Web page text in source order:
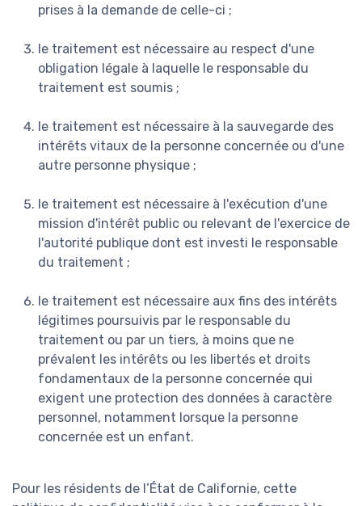
prises à la demande de celle-ci ;
le traitement est nécessaire au respect d'une
obligation légale à laquelle le responsable du
traitement est soumis ;
le traitement est nécessaire à la sauvegarde des
intérêts vitaux de la personne concernée ou d'une
autre personne physique ;
le traitement est nécessaire à l'exécution d'une
mission d'intérêt public ou relevant de l'exercice de
l'autorité publique dont est investi le responsable
du traitement ;
le traitement est nécessaire aux fins des intérêts
légitimes poursuivis par le responsable du
traitement ou par un tiers, à moins que ne
prévalent les intérêts ou les libertés et droits
fondamentaux de la personne concernée qui
exigent une protection des données à caractère
personnel, notamment lorsque la personne
concernée est un enfant.
Pour les résidents de l’État de Californie, cette